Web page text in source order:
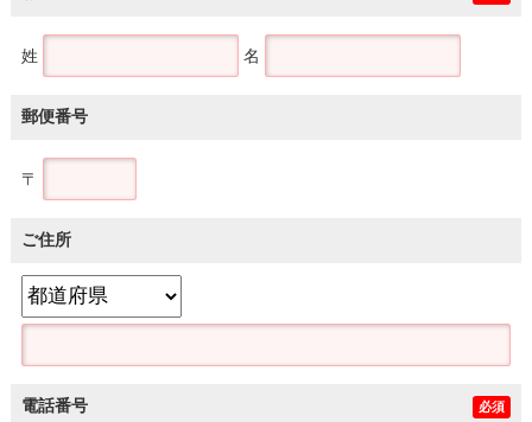
姓 名
郵便番号
〒
ご住所
電話番号 必須